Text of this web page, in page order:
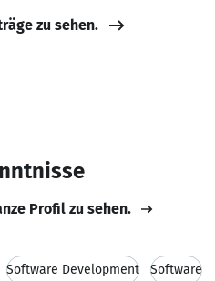
zu sehen.
Profil zu sehen.
Software Development Software